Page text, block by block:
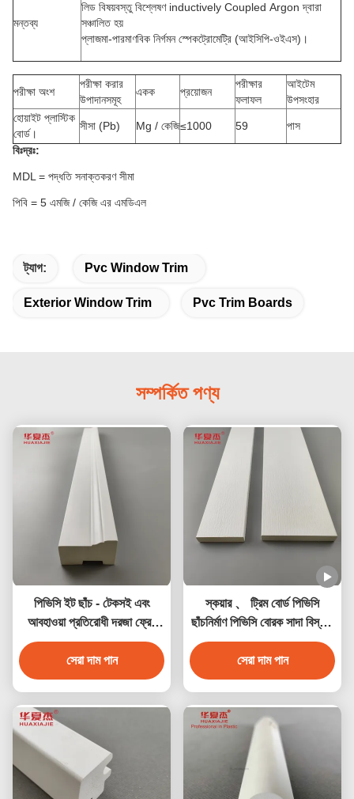
মন্তব্য
লিড বিষয়বস্তু বিশ্লেষণ inductively Coupled Argon দ্বারা
সঞ্চালিত হয়
প্লাজমা-পারমাণবিক নির্গমন স্পেকট্রোমেট্রি (আইসিপি-ওইএস)।
পরীক্ষা অংশ
পরীক্ষা করার
উপাদানসমূহ
একক প্রয়োজন
পরীক্ষার
ফলাফল
আইটেম
উপসংহার
হোয়াইট প্লাস্টিক
বোর্ড।
সীসা (Pb) Mg / কেজি≤1000 59
পাস
বিঃদ্রঃ:
MDL = পদ্ধতি সনাক্তকরণ সীমা
পিবি = 5 এমজি / কেজি এর এমডিএল
ট্যাগ: Pvc Window Trim
Exterior Window Trim Pvc Trim Boards
সম্পর্কিত পণ্য
পিভিসি ইট ছাঁচ - টেকসই এবং
আবহাওয়া প্রতিরোধী দরজা ফ্রেম
ট্রিম
সেরা দাম পান
স্কয়ার 、 ট্রিম বোর্ড পিভিসি
ছাঁচনির্মাণ পিভিসি বোরক সাদা বিস্তৃত
অ্যাপ্লিকেশন জন্য
সেরা দাম পান